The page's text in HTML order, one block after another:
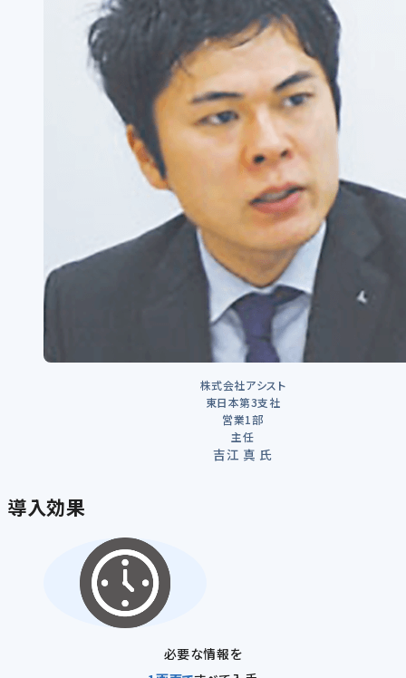
株式会社アシスト
東日本第3支社
営業1部
主任
吉江 真 氏
導入効果
必要な情報を